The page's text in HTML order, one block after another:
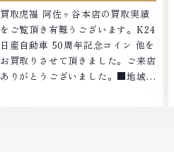
買取虎福 阿佐ヶ谷本店の買取実績
をご覧頂き有難うございます。K24
日産自動車 50周年記念コイン 他を
お買取りさせて頂きました。ご来店
ありがとうございました。■地域買